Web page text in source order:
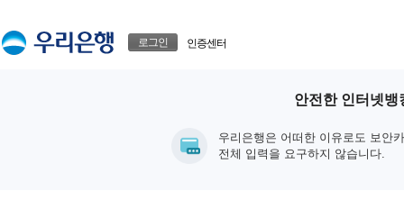
로그인 인증센터
안전한 인터넷뱅
우리은행은 어떠한 이유로도 보안
전체 입력을 요구하지 않습니다.